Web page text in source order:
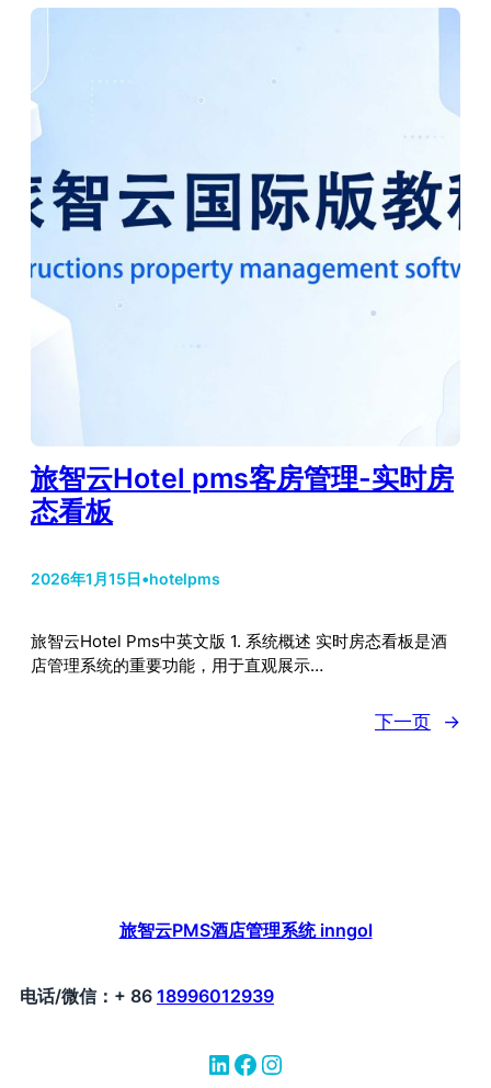
旅智云Hotel pms客房管理-实时房
态看板
2026年1月15日•hotelpms
旅智云Hotel Pms中英文版 1. 系统概述 实时房态看板是酒
店管理系统的重要功能，用于直观展示…
下一页 →
旅智云PMS酒店管理系统 inngol
电话/微信：+ 86 18996012939
LinkedIn Facebook Instagram